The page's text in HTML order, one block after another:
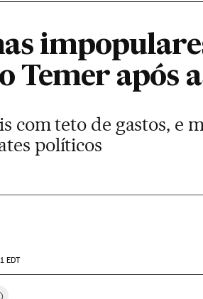
Temer após
com teto de gastos, e
políticos
EDT